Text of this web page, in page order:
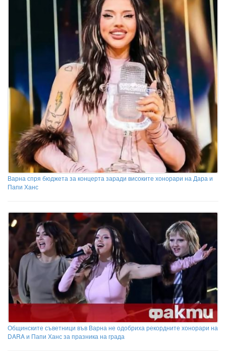
Варна спря бюджета за концерта заради високите хонорари на Дара и
Папи Ханс
Общинските съветници във Варна не одобриха рекордните хонорари на
DARA и Папи Ханс за празника на града